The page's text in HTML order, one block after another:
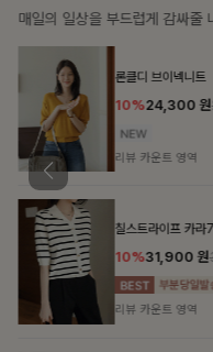
매일의 일상을 부드럽게 감싸줄
론클디 브이넥니트
10%24,300 원
리뷰 카운트 영역
칠스트라이프 카라
10%31,900 원
리뷰 카운트 영역